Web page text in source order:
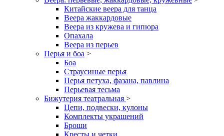
Китайские веера для танца
Веера жаккардовые
Веера из кружева и гипюра
Опахала
Веера из перьев
Перья и боа >
Боа
Страусиные перья
Перья петуха, фазана, павлина
Перьевая тесьма
Бижутерия театральная >
Цепи, подвески, кулоны
Комплекты украшений
Броши
Кресты и четки